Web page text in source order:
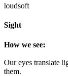
loudsoft
Sight
How we see:
Our eyes translate
them.